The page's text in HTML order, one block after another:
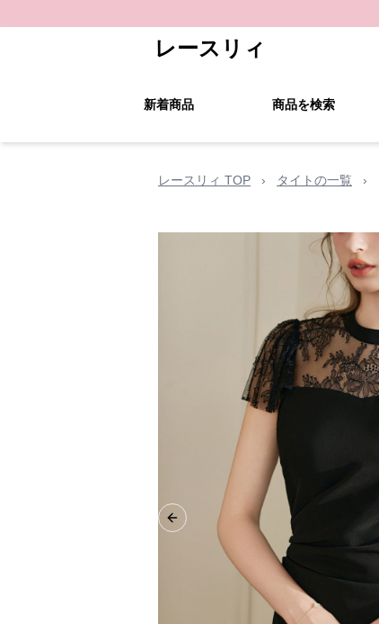
レースリィ
新着商品 商品を検索
レースリィ TOP › タイトの一覧 ›
Previous slide